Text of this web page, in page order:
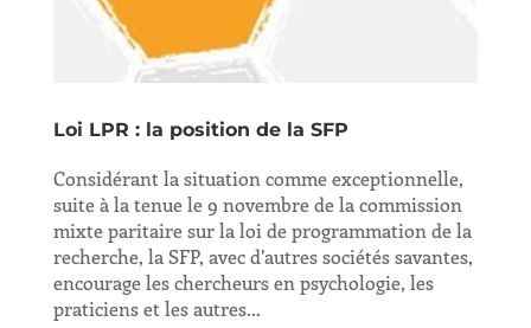
Loi LPR : la position de la SFP
Considérant la situation comme exceptionnelle,
suite à la tenue le 9 novembre de la commission
mixte paritaire sur la loi de programmation de la
recherche, la SFP, avec d’autres sociétés savantes,
encourage les chercheurs en psychologie, les
praticiens et les autres...